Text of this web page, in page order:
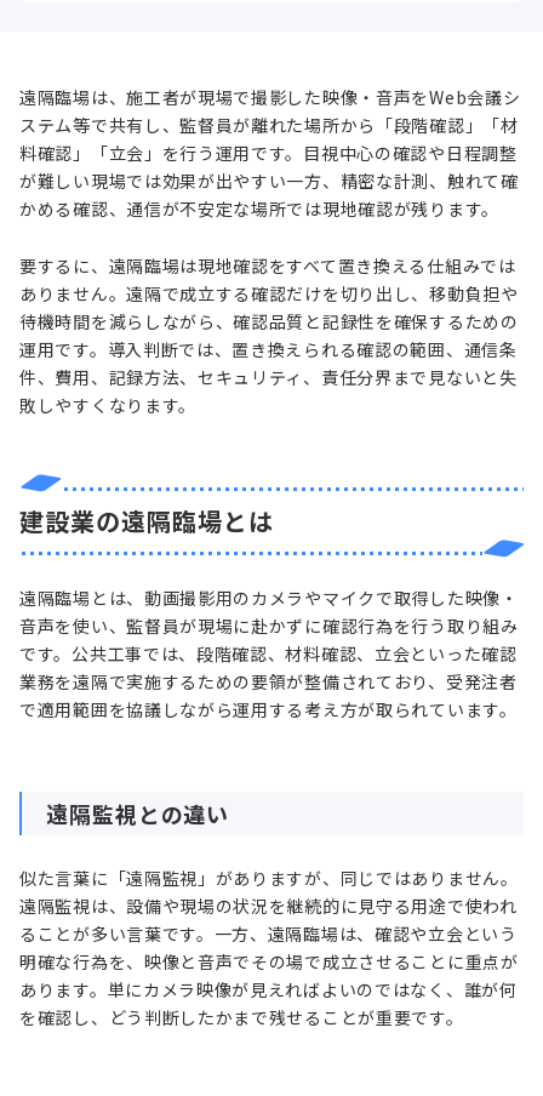
遠隔臨場は、施工者が現場で撮影した映像・音声をWeb会議シ
ステム等で共有し、監督員が離れた場所から「段階確認」「材
料確認」「立会」を行う運用です。目視中心の確認や日程調整
が難しい現場では効果が出やすい一方、精密な計測、触れて確
かめる確認、通信が不安定な場所では現地確認が残ります。
要するに、遠隔臨場は現地確認をすべて置き換える仕組みでは
ありません。遠隔で成立する確認だけを切り出し、移動負担や
待機時間を減らしながら、確認品質と記録性を確保するための
運用です。導入判断では、置き換えられる確認の範囲、通信条
件、費用、記録方法、セキュリティ、責任分界まで見ないと失
敗しやすくなります。
建設業の遠隔臨場とは
遠隔臨場とは、動画撮影用のカメラやマイクで取得した映像・
音声を使い、監督員が現場に赴かずに確認行為を行う取り組み
です。公共工事では、段階確認、材料確認、立会といった確認
業務を遠隔で実施するための要領が整備されており、受発注者
で適用範囲を協議しながら運用する考え方が取られています。
遠隔監視との違い
似た言葉に「遠隔監視」がありますが、同じではありません。
遠隔監視は、設備や現場の状況を継続的に見守る用途で使われ
ることが多い言葉です。一方、遠隔臨場は、確認や立会という
明確な行為を、映像と音声でその場で成立させることに重点が
あります。単にカメラ映像が見えればよいのではなく、誰が何
を確認し、どう判断したかまで残せることが重要です。